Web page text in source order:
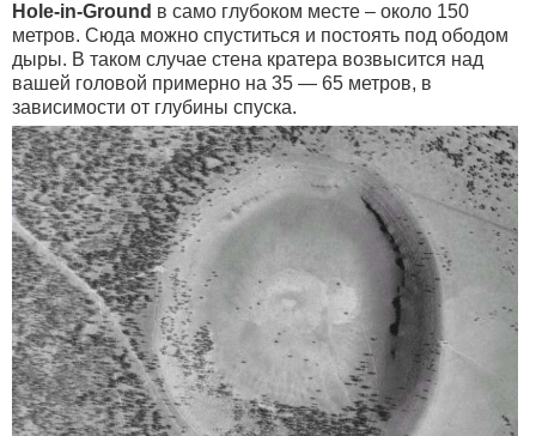
Hole-in-Ground в само глубоком месте – около 150
метров. Сюда можно спуститься и постоять под ободом
дыры. В таком случае стена кратера возвысится над
вашей головой примерно на 35 — 65 метров, в
зависимости от глубины спуска.